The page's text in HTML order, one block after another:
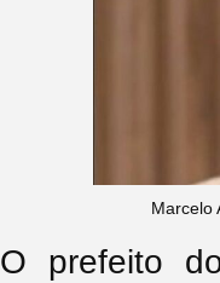
Marcelo
O prefeito